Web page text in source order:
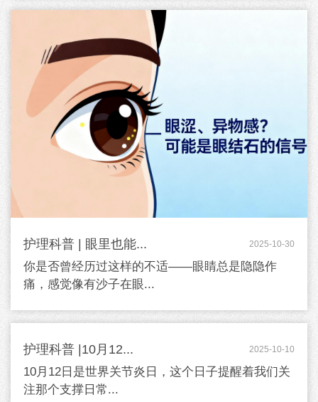
护理科普 | 眼里也能... 2025-10-30
你是否曾经历过这样的不适——眼睛总是隐隐作
痛，感觉像有沙子在眼...
护理科普 |10月12... 2025-10-10
10月12日是世界关节炎日，这个日子提醒着我们关
注那个支撑日常...